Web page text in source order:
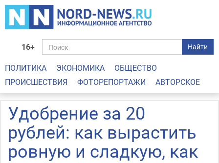
16+ Найти
ПОЛИТИКА ЭКОНОМИКА
ОБЩЕСТВО
ПРОИСШЕСТВИЯ
ФОТОРЕПОРТАЖИ АВТОРСКОЕ
Удобрение за 20
рублей: как вырастить
ровную и сладкую, как